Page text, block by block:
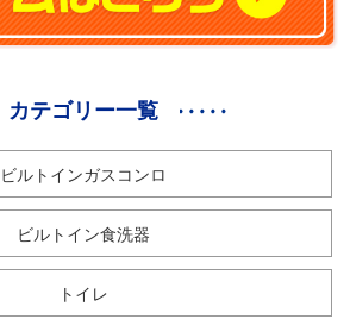
カテゴリー一覧
ビルトインガスコンロ
ビルトイン食洗器
トイレ